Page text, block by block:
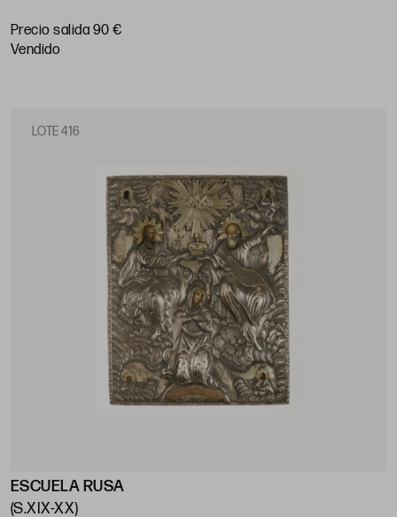
Precio salida 90 €
vendido
LOTE 416
ESCUELA RUSA
(S.XIX-XX)